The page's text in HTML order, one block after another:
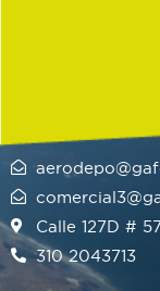
Calle 127D #
310 2043713